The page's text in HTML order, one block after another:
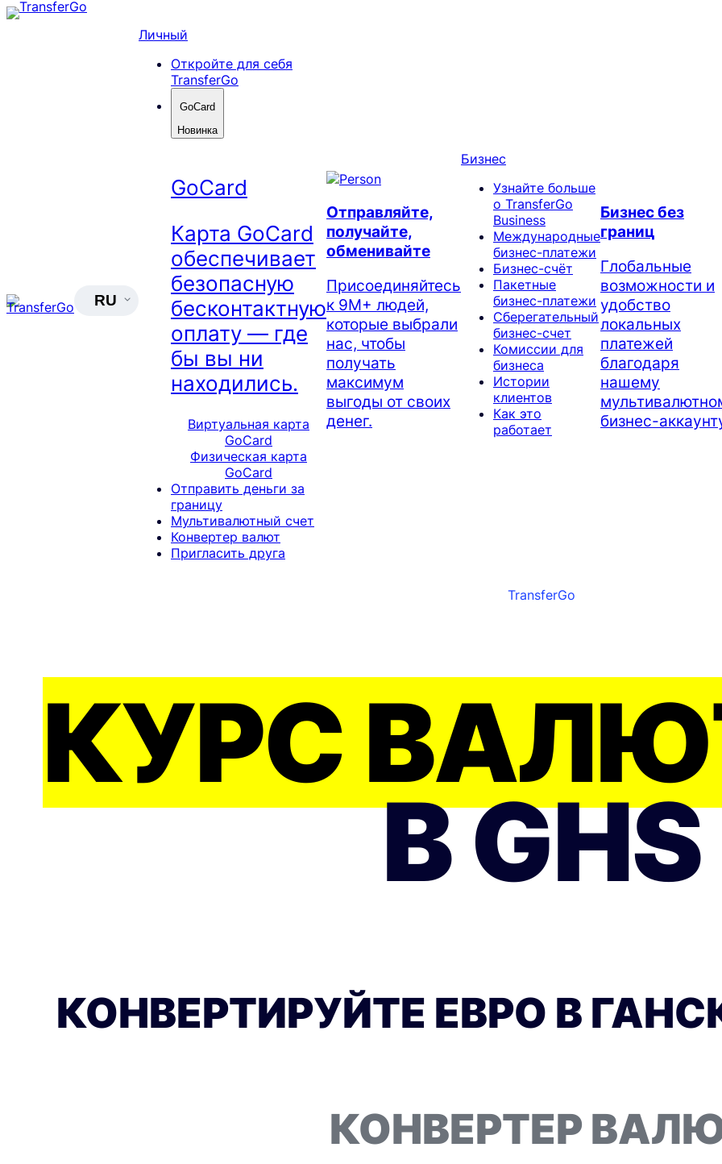
Skip
RU
Личный
Откройте для себя
TransferGo
GoCard
Новинка
GoCard
Карта GoCard
обеспечивает
безопасную
бесконтактную
оплату — где
бы вы ни
находились.
Виртуальная карта
GoCard
Физическая карта
GoCard
Отправить деньги за
границу
Мультивалютный счет
Конвертер валют
Пригласить друга
Отправляйте,
получайте,
обменивайте
Присоединяйтесь
к 9М+ людей,
которые выбрали
нас, чтобы
получать
максимум
выгоды от своих
денег.
Бизнес
Узнайте больше
о TransferGo
Business
Международные
бизнес-платежи
Бизнес-счёт
Пакетные
бизнес-платежи
Сберегательный
бизнес-счет
Комиссии для
бизнеса
Истории
клиентов
Как это
работает
Бизнес без
границ
Глобальные
возможности и
удобство
локальных
платежей
благодаря
нашему
бизнес-
TransferGo
КУРС
В GHS
КОНВЕРТИРУЙТЕ ЕВРО В
КОНВЕРТЕР